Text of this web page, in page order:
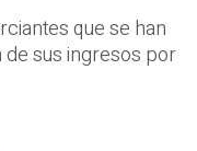
que se han
de sus ingresos por